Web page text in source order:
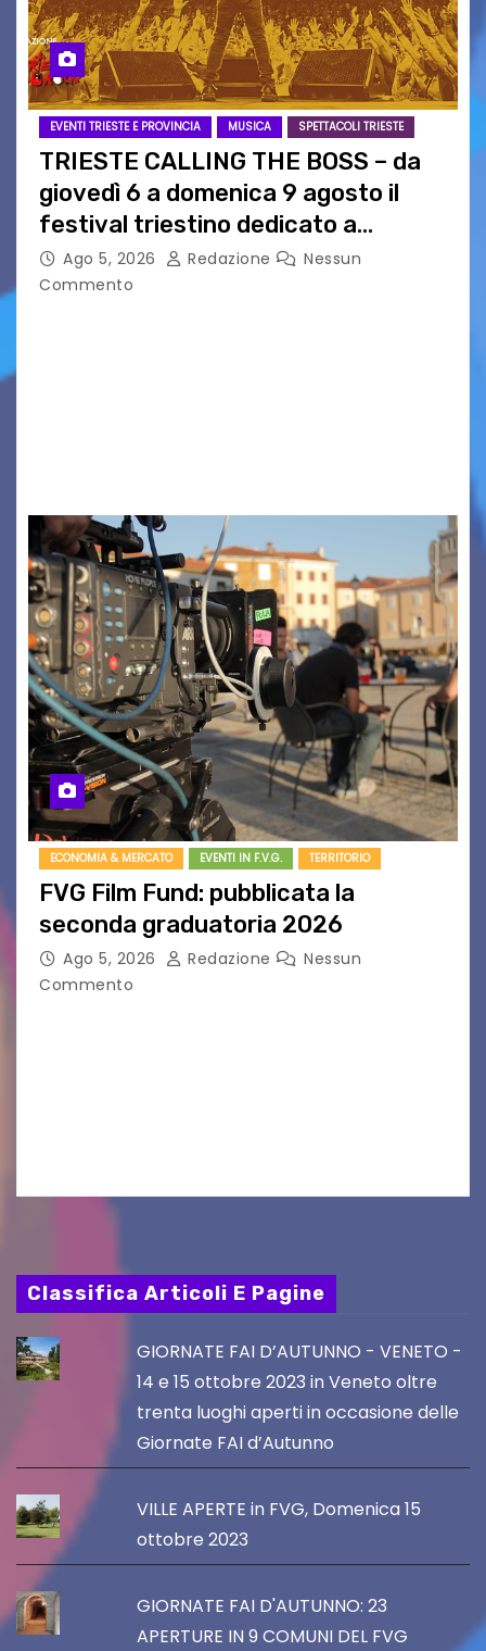
EVENTI TRIESTE E PROVINCIA MUSICA SPETTACOLI TRIESTE
TRIESTE CALLING THE BOSS – da
giovedì 6 a domenica 9 agosto il
festival triestino dedicato a
Springsteen
Ago 5, 2026 Redazione
Nessun
Commento
ECONOMIA & MERCATO EVENTI IN F.V.G. TERRITORIO
FVG Film Fund: pubblicata la
seconda graduatoria 2026
Ago 5, 2026 Redazione
Nessun
Commento
Classifica Articoli E Pagine
GIORNATE FAI D’AUTUNNO - VENETO -
14 e 15 ottobre 2023 in Veneto oltre
trenta luoghi aperti in occasione delle
Giornate FAI d’Autunno
VILLE APERTE in FVG, Domenica 15
ottobre 2023
GIORNATE FAI D'AUTUNNO: 23
APERTURE IN 9 COMUNI DEL FVG